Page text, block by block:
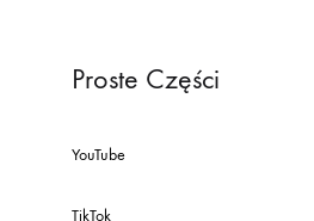
Proste Części
YouTube
TikTok